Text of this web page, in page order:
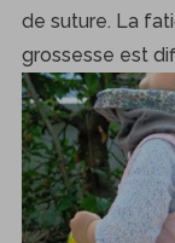
de suture. La
grossesse est